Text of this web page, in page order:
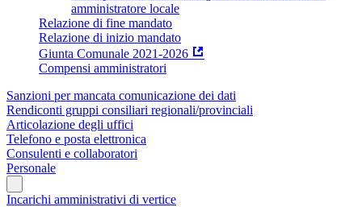
amministratore locale
Relazione di fine mandato
Relazione di inizio mandato
Giunta Comunale 2021-2026
Compensi amministratori
Sanzioni per mancata comunicazione dei dati
Rendiconti gruppi consiliari regionali/provinciali
Articolazione degli uffici
Telefono e posta elettronica
Consulenti e collaboratori
Personale
Incarichi amministrativi di vertice